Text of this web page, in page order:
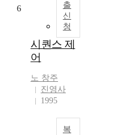
출
신
청
6
시퀀스 제
어
노 창주
진영사
1995
복